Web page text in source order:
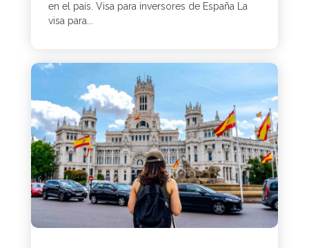
en el país. Visa para inversores de España La
visa para...